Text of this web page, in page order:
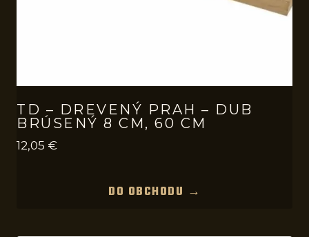
TD – DREVENÝ PRAH – DUB
BRÚSENÝ 8 CM, 60 CM
12,05 €
DO OBCHODU →